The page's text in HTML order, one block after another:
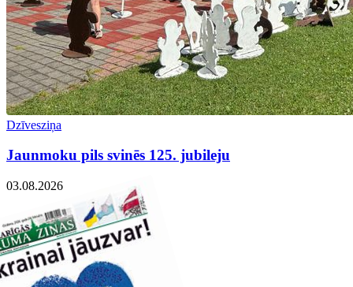
Dzīvesziņa
Jaunmoku pils svinēs 125. jubileju
03.08.2026